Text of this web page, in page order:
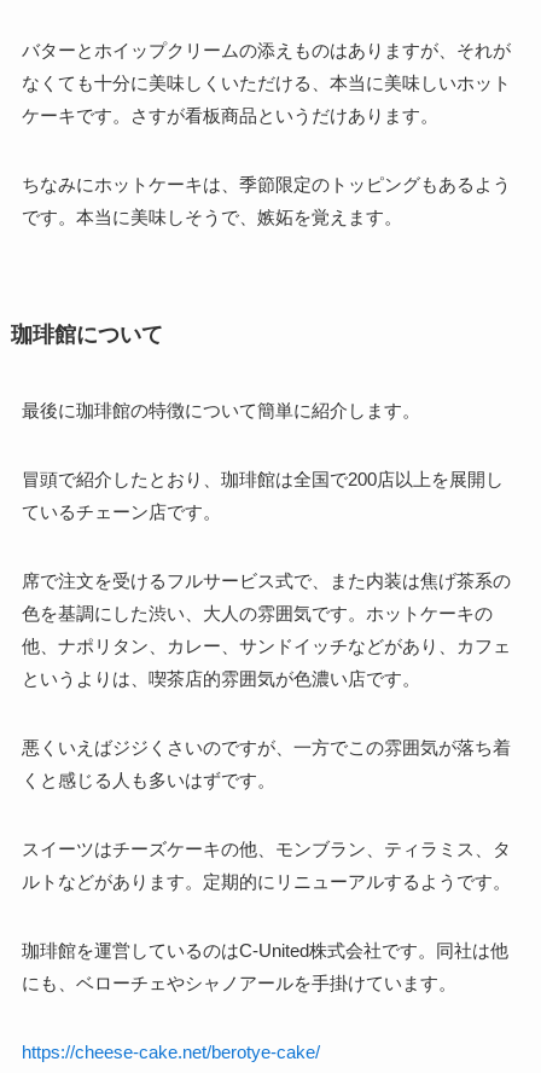
バターとホイップクリームの添えものはありますが、それが
なくても十分に美味しくいただける、本当に美味しいホット
ケーキです。さすが看板商品というだけあります。
ちなみにホットケーキは、季節限定のトッピングもあるよう
です。本当に美味しそうで、嫉妬を覚えます。
珈琲館について
最後に珈琲館の特徴について簡単に紹介します。
冒頭で紹介したとおり、珈琲館は全国で200店以上を展開し
ているチェーン店です。
席で注文を受けるフルサービス式で、また内装は焦げ茶系の
色を基調にした渋い、大人の雰囲気です。ホットケーキの
他、ナポリタン、カレー、サンドイッチなどがあり、カフェ
というよりは、喫茶店的雰囲気が色濃い店です。
悪くいえばジジくさいのですが、一方でこの雰囲気が落ち着
くと感じる人も多いはずです。
スイーツはチーズケーキの他、モンブラン、ティラミス、タ
ルトなどがあります。定期的にリニューアルするようです。
珈琲館を運営しているのはC-United株式会社です。同社は他
にも、ベローチェやシャノアールを手掛けています。
https://cheese-cake.net/berotye-cake/